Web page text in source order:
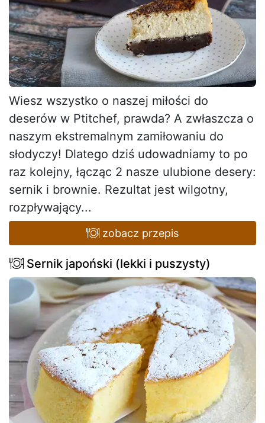
Wiesz wszystko o naszej miłości do
deserów w Ptitchef, prawda? A zwłaszcza o
naszym ekstremalnym zamiłowaniu do
słodyczy! Dlatego dziś udowadniamy to po
raz kolejny, łącząc 2 nasze ulubione desery:
sernik i brownie. Rezultat jest wilgotny,
rozpływający...
zobacz przepis
Sernik japoński (lekki i puszysty)